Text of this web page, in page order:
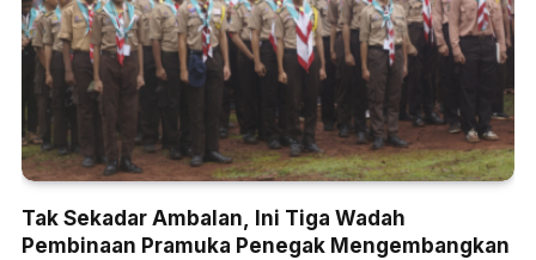
Tak Sekadar Ambalan, Ini Tiga Wadah
Pembinaan Pramuka Penegak Mengembangkan